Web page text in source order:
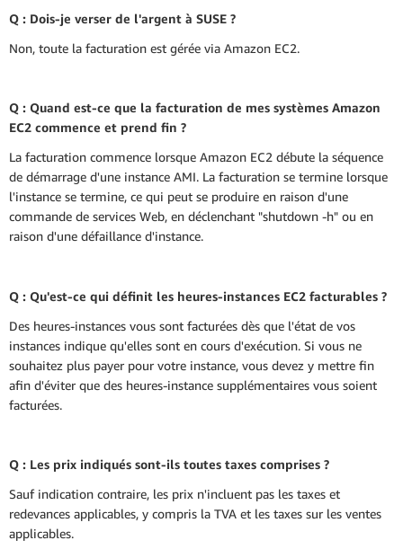
Q : Dois-je verser de l'argent à SUSE ?
Non, toute la facturation est gérée via Amazon EC2.
Q : Quand est-ce que la facturation de mes systèmes Amazon
EC2 commence et prend fin ?
La facturation commence lorsque Amazon EC2 débute la séquence
de démarrage d'une instance AMI. La facturation se termine lorsque
l'instance se termine, ce qui peut se produire en raison d'une
commande de services Web, en déclenchant "shutdown -h" ou en
raison d'une défaillance d'instance.
Q : Qu'est-ce qui définit les heures-instances EC2 facturables ?
Des heures-instances vous sont facturées dès que l'état de vos
instances indique qu'elles sont en cours d'exécution. Si vous ne
souhaitez plus payer pour votre instance, vous devez y mettre fin
afin d'éviter que des heures-instance supplémentaires vous soient
facturées.
Q : Les prix indiqués sont-ils toutes taxes comprises ?
Sauf indication contraire, les prix n'incluent pas les taxes et
redevances applicables, y compris la TVA et les taxes sur les ventes
applicables.